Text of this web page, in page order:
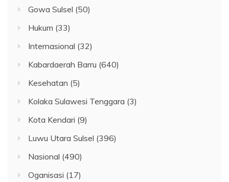
Gowa Sulsel (50)
Hukum (33)
Internasional (32)
Kabardaerah Barru (640)
Kesehatan (5)
Kolaka Sulawesi Tenggara (3)
Kota Kendari (9)
Luwu Utara Sulsel (396)
Nasional (490)
Oganisasi (17)